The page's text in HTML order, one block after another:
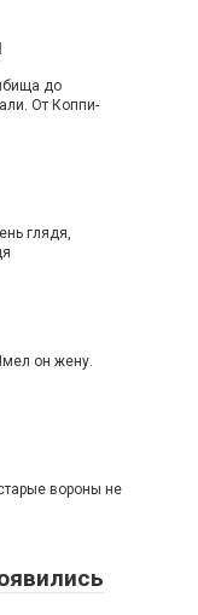
до
От Коппи-
глядя,
он жену.
вороны не